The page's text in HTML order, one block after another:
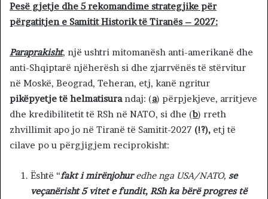
Pesë gjetje dhe 5 rekomandime strategjike për
përgatitjen e Samitit Historik të Tiranës – 2027:
Paraprakisht, një ushtri mitomanësh anti-amerikanë dhe
anti-Shqiptarë njëherësh si dhe zjarrvënës të stërvitur
në Moskë, Beograd, Teheran, etj, kanë ngritur
pikëpyetje të helmatisurandaj: (a) përpjekjeve, arritjeve
dhe kredibilitetit të RSh në NATO, si dhe (b) rreth
zhvillimit apo jo në Tiranë të Samitit-2027 (!?), etj të
cilave po u përgjigjem reciprokisht:
Është “fakt i mirënjohuredhe nga USA/NATO, se
veçanërisht 5 vitet e fundit, RSh ka bërë progres të